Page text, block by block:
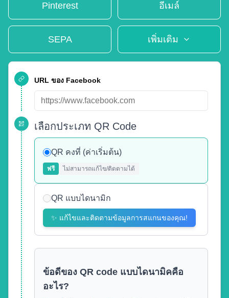
Pinterest อีเมล์
SEPA เพิ่มเติม
URL ของ Facebook
เลือกประเภท QR Code
QR คงที่ (ค่าเริ่มต้น)
ฟรี ไม่สามารถแก้ไข/ติดตามได้
QR แบบไดนามิก
✨ แก้ไขและติดตามข้อมูลการสแกนของคุณ!
ข้อดีของ QR code แบบไดนามิคคือ
อะไร?